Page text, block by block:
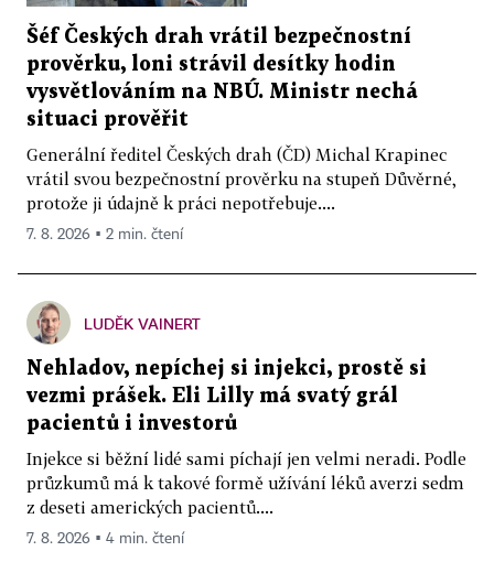
Šéf Českých drah vrátil bezpečnostní
prověrku, loni strávil desítky hodin
vysvětlováním na NBÚ. Ministr nechá
situaci prověřit
Generální ředitel Českých drah (ČD) Michal Krapinec
vrátil svou bezpečnostní prověrku na stupeň Důvěrné,
protože ji údajně k práci nepotřebuje....
7. 8. 2026 ▪ 2 min. čtení
LUDĚK VAINERT
Nehladov, nepíchej si injekci, prostě si
vezmi prášek. Eli Lilly má svatý grál
pacientů i investorů
Injekce si běžní lidé sami píchají jen velmi neradi. Podle
průzkumů má k takové formě užívání léků averzi sedm
z deseti amerických pacientů....
7. 8. 2026 ▪ 4 min. čtení